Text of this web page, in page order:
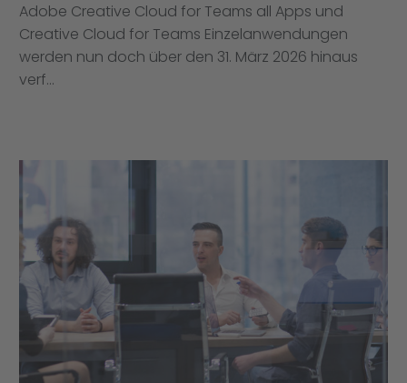
Adobe Creative Cloud for Teams all Apps und
Creative Cloud for Teams Einzelanwendungen
werden nun doch über den 31. März 2026 hinaus
verf...